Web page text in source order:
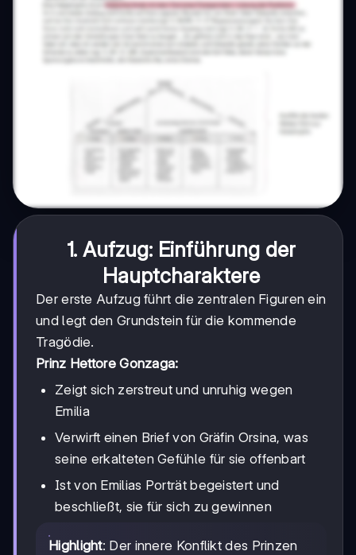
1. Aufzug: Einführung der
Hauptcharaktere
Der erste Aufzug führt die zentralen Figuren ein
und legt den Grundstein für die kommende
Tragödie.
Prinz Hettore Gonzaga:
Zeigt sich zerstreut und unruhig wegen
Emilia
Verwirft einen Brief von Gräfin Orsina, was
seine erkalteten Gefühle für sie offenbart
Ist von Emilias Porträt begeistert und
beschließt, sie für sich zu gewinnen
Highlight: Der innere Konflikt des Prinzen